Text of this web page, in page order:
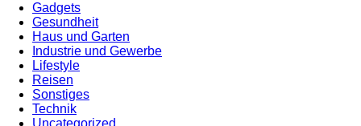
Gadgets
Gesundheit
Haus und Garten
Industrie und Gewerbe
Lifestyle
Reisen
Sonstiges
Technik